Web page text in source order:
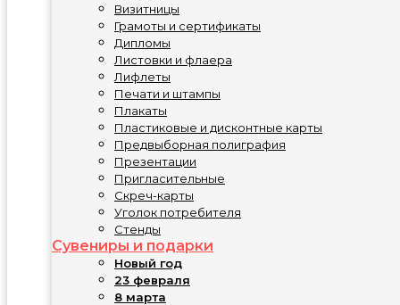
Визитницы
Грамоты и сертификаты
Дипломы
Листовки и флаера
Лифлеты
Печати и штампы
Плакаты
Пластиковые и дисконтные карты
Предвыборная полиграфия
Презентации
Пригласительные
Скреч-карты
Уголок потребителя
Стенды
Сувениры и подарки
Новый год
23 февраля
8 марта